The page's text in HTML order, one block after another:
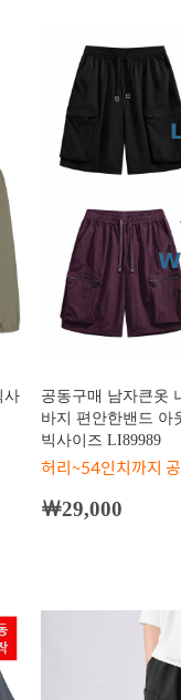
사
공동구매 남자큰옷
바지 편안한밴드 아
빅사이즈 LI89989
허리~54인치까지
￦29,000